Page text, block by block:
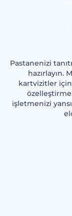
Pastanenizi
hazırlayın.
kartvizitler
işletmenizi